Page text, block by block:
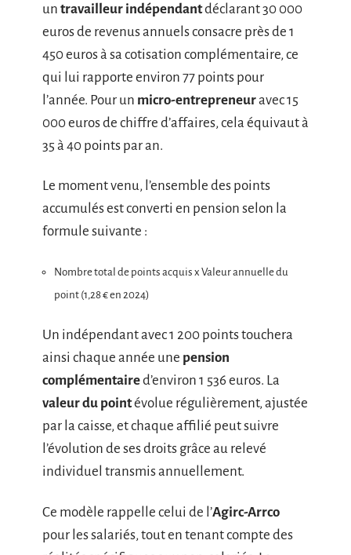
un travailleur indépendantdéclarant 30 000
euros de revenus annuels consacre près de 1
450 euros à sa cotisation complémentaire, ce
qui lui rapporte environ 77 points pour
l’année. Pour un micro-entrepreneuravec 15
000 euros de chiffre d’affaires, cela équivaut à
35 à 40 points par an.
Le moment venu, l’ensemble des points
accumulés est converti en pension selon la
formule suivante :
Nombre total de points acquis x Valeur annuelle du
point (1,28 € en 2024)
Un indépendant avec 1 200 points touchera
ainsi chaque année une pension
complémentaired’environ 1 536 euros. La
valeur du pointévolue régulièrement, ajustée
par la caisse, et chaque affilié peut suivre
l’évolution de ses droits grâce au relevé
individuel transmis annuellement.
Ce modèle rappelle celui de l’Agirc-Arrco
pour les salariés, tout en tenant compte des